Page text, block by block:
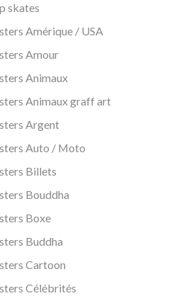
skates
Amérique / USA
Amour
Animaux
Animaux graff art
Argent
Auto / Moto
Billets
Bouddha
Boxe
Buddha
Cartoon
Célébrités